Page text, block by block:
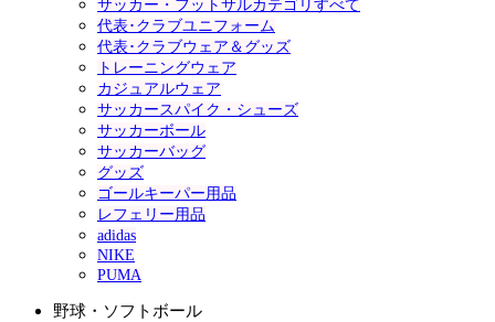
サッカー・フットサルカテゴリすべて
代表･クラブユニフォーム
代表･クラブウェア＆グッズ
トレーニングウェア
カジュアルウェア
サッカースパイク・シューズ
サッカーボール
サッカーバッグ
グッズ
ゴールキーパー用品
レフェリー用品
adidas
NIKE
PUMA
野球・ソフトボール